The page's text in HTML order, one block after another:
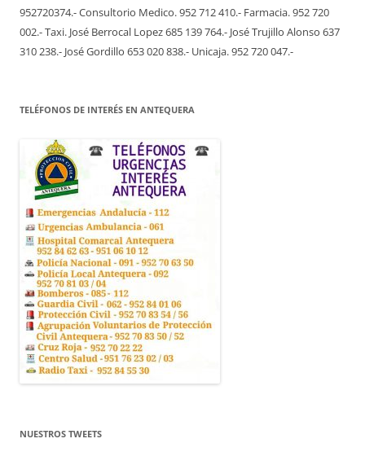
952720374.- Consultorio Medico. 952 712 410.- Farmacia. 952 720
002.- Taxi. José Berrocal Lopez 685 139 764.- José Trujillo Alonso 637
310 238.- José Gordillo 653 020 838.- Unicaja. 952 720 047.-
TELÉFONOS DE INTERÉS EN ANTEQUERA
NUESTROS TWEETS